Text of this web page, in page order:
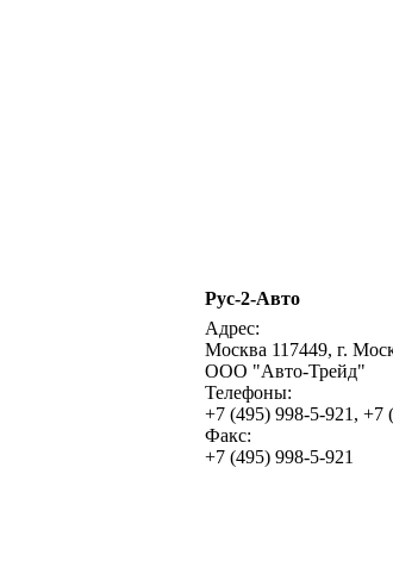
Рус-2-Авто
Адрес:
Москва 117449, г.
ООО "Авто-Трейд"
Телефоны:
+7 (495) 998-5-921, +7
Факс:
+7 (495) 998-5-921